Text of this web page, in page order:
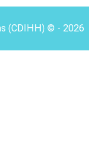
(CDIHH) © - 2026